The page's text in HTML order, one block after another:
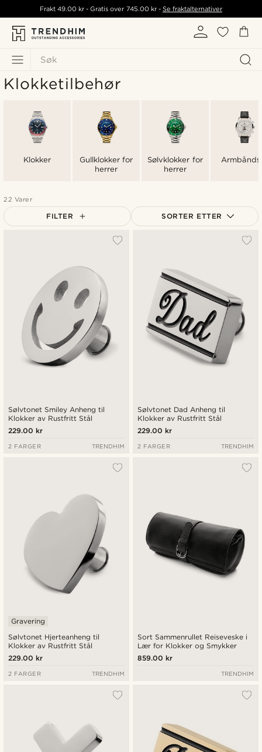
Søk
Frakt49.00 kr - Gratis over 745.00 kr- Se fraktalternativer
Klokketilbehør
Klokker
Gullklokker for
herrer
Sølvklokker for
herrer
22 Varer
FILTER SORTER ETTER
Laveste pris
Høyeste pris
Sølvtonet Smiley Anheng til
Klokker av Rustfritt Stål
229.00 kr
2 FARGER TRENDHIM
Sølvtonet Dad Anheng til
Klokker av Rustfritt Stål
229.00 kr
2 FARGER TRENDHIM
Sølvtonet Hjerteanheng til
Klokker av Rustfritt Stål
Gravering
229.00 kr
2 FARGER TRENDHIM
Sort Sammenrullet Reiseveske i
Lær for Klokker og Smykker
859.00 kr
TRENDHIM